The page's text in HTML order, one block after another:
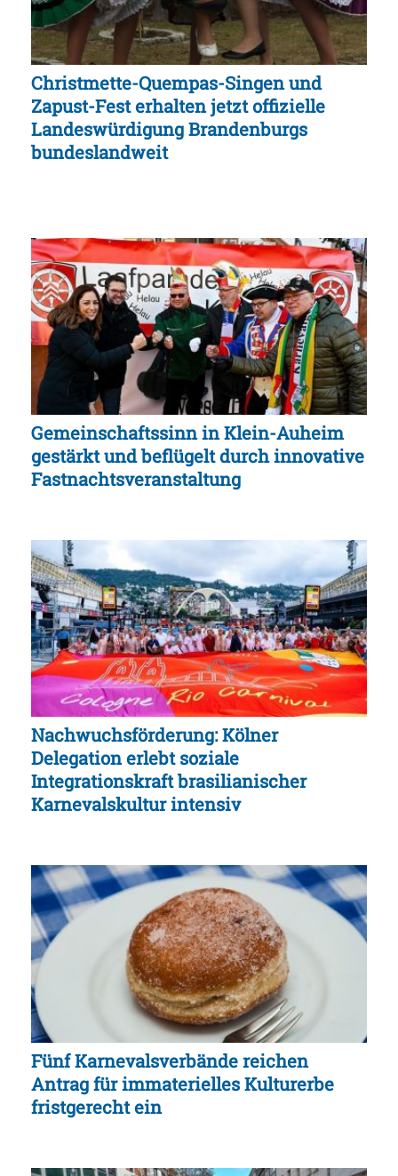
Christmette-Quempas-Singen und
Zapust-Fest erhalten jetzt offizielle
Landeswürdigung Brandenburgs
bundeslandweit
Gemeinschaftssinn in Klein-Auheim
gestärkt und beflügelt durch innovative
Fastnachtsveranstaltung
Nachwuchsförderung: Kölner
Delegation erlebt soziale
Integrationskraft brasilianischer
Karnevalskultur intensiv
Fünf Karnevalsverbände reichen
Antrag für immaterielles Kulturerbe
fristgerecht ein